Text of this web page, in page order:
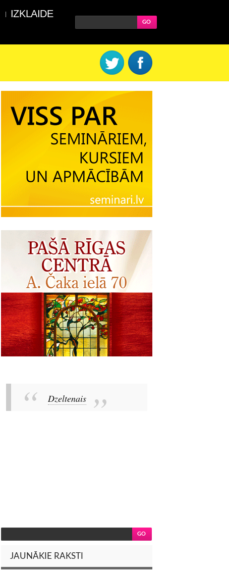
IZKLAIDE
Dzeltenais
JAUNĀKIE RAKSTI